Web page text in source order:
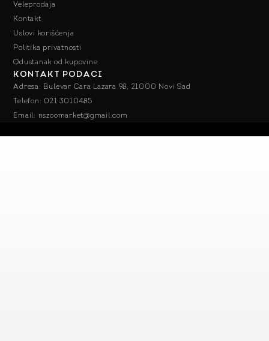
Veleprodaja
Kontakt
Uslovi korišćenja
Politika privatnosti
Odustanak od kupovine
KONTAKT PODACI
Adresa: Bulevar Cara Lazara 98, 21000 Novi Sad
Telefon: 021 3010485
Email: nszoomarket@gmail.com